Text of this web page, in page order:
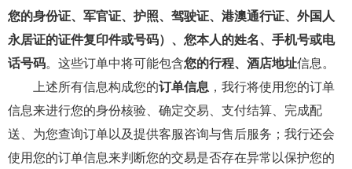
您的身份证、军官证、护照、驾驶证、港澳通行证、外国人
永居证的证件复印件或号码）、您本人的姓名、手机号或电
话号码。这些订单中将可能包含您的行程、酒店地址信息。
上述所有信息构成您的订单信息 ，我行将使用您的订单
信息来进行您的身份核验、确定交易、支付结算、完成配
送、为您查询订单以及提供客服咨询与售后服务；我行还会
使用您的订单信息来判断您的交易是否存在异常以保护您的